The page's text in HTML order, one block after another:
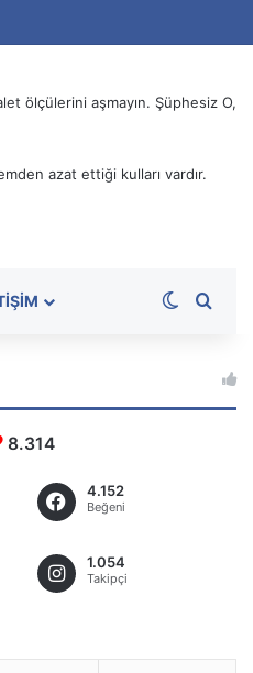
ölçülerini aşmayın. Şüphesiz O,
azat ettiği kulları vardır.
Dış
8.314
4.152
Beğeni
1.054
Takipçi